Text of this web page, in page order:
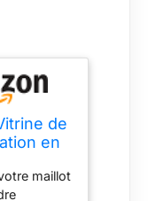
de
en
UV à
maillot